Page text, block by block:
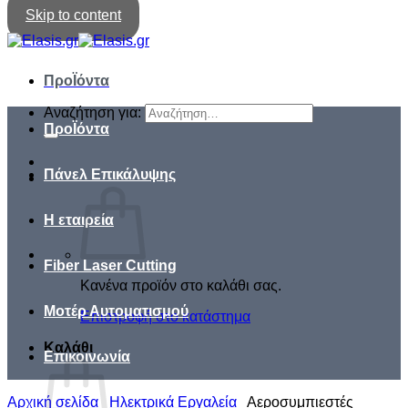
Skip to content
ΠροΪόντα
Αναζήτηση για:
Κανένα προϊόν στο καλάθι σας.
Επιστροφή στο κατάστημα
Καλάθι
ΠροΪόντα
Πάνελ Επικάλυψης
Η εταιρεία
Fiber Laser Cutting
Μοτέρ Αυτοματισμού
Επικοινωνία
Αρχική σελίδα Ηλεκτρικά Εργαλεία
Αεροσυμπιεστές